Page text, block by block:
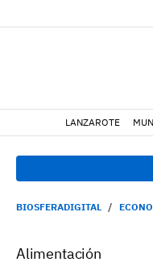
LANZAROTE
BIOSFERADIGITAL
Alimentación